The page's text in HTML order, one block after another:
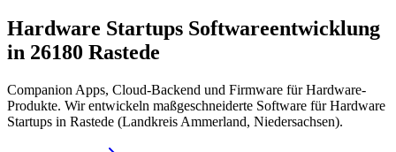
Hardware Startups Softwareentwicklung
in 26180 Rastede
Companion Apps, Cloud-Backend und Firmware für Hardware-
Produkte. Wir entwickeln maßgeschneiderte Software für Hardware
Startups in Rastede (Landkreis Ammerland, Niedersachsen).